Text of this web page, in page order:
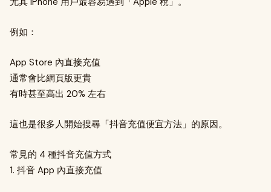
例如：
App Store 內直接充值
通常會比網頁版更貴
有時甚至高出 20% 左右
這也是很多人開始搜尋「抖音充值便宜方法」的原因。
常見的 4 種抖音充值方式
1. 抖音 App 內直接充值